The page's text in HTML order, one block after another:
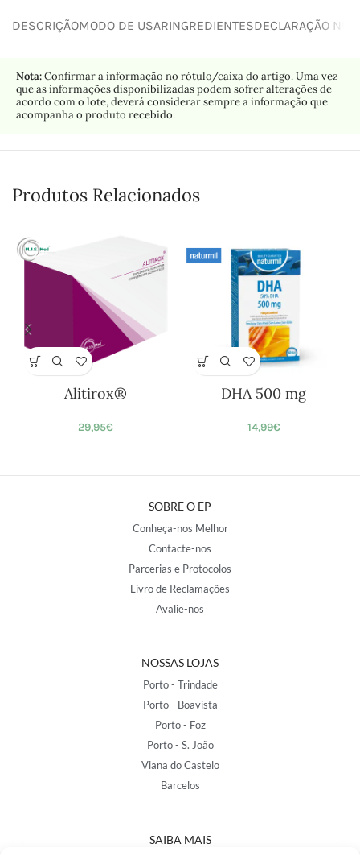
DESCRIÇÃOMODO DE USARINGREDIENTESDECLARAÇÃO
Nota:Confirmar a informação no rótulo/caixa do artigo. Uma vez
que as informações disponibilizadas podem sofrer alterações de
acordo com o lote, deverá considerar sempre a informação que
acompanha o produto recebido.
Produtos Relacionados
Alitirox®
29,95€
DHA 500 mg
14,99€
SOBRE O EP
Conheça-nos Melhor
Contacte-nos
Parcerias e Protocolos
Livro de Reclamações
Avalie-nos
NOSSAS LOJAS
Porto - Trindade
Porto - Boavista
Porto - Foz
Porto - S. João
Viana do Castelo
Barcelos
SAIBA MAIS